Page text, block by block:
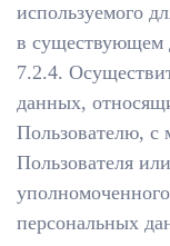
используемого
в существующем
7.2.4.
данных,
Пользователю, с
Пользователя
персональных